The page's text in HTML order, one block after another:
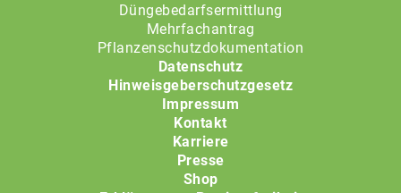
Düngebedarfsermittlung
Mehrfachantrag
Pflanzenschutzdokumentation
Datenschutz
Hinweisgeberschutzgesetz
Impressum
Kontakt
Karriere
Presse
Shop